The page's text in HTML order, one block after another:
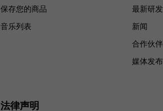
保存您的商品
音乐列表
最新研发
新闻
合作伙伴
媒体发布
法律声明